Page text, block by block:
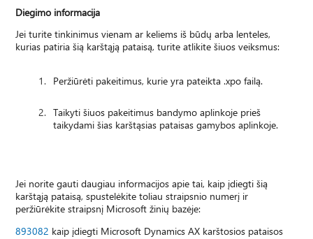
Diegimo informacija
Jei turite tinkinimus vienam ar keliems iš būdų arba lenteles,
kurias patiria šią karštąją pataisą, turite atlikite šiuos veiksmus:
Peržiūrėti pakeitimus, kurie yra pateikta .xpo failą.
Taikyti šiuos pakeitimus bandymo aplinkoje prieš
taikydami šias karštąsias pataisas gamybos aplinkoje.
Jei norite gauti daugiau informacijos apie tai, kaip įdiegti šią
karštąją pataisą, spustelėkite toliau straipsnio numerį ir
peržiūrėkite straipsnį Microsoft žinių bazėje:
893082 kaip įdiegti Microsoft Dynamics AX karštosios pataisos